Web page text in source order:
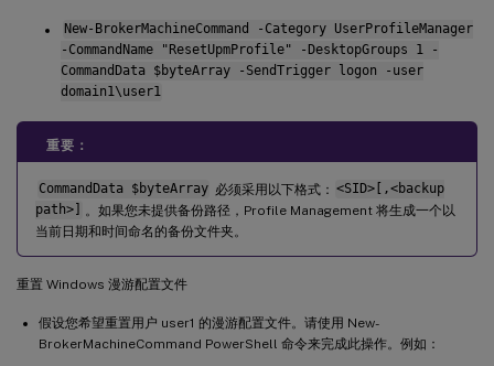
New-BrokerMachineCommand -Category UserProfileManager
-CommandName "ResetUpmProfile" -DesktopGroups 1 -
CommandData $byteArray -SendTrigger logon -user
domain1\user1
重要：
CommandData $byteArray 必须采用以下格式： <SID>[,<backup
path>]
。如果您未提供备份路径，Profile Management 将生成一个以
当前日期和时间命名的备份文件夹。
重置 Windows 漫游配置文件
假设您希望重置用户 user1 的漫游配置文件。请使用 New-
BrokerMachineCommand PowerShell 命令来完成此操作。例如：